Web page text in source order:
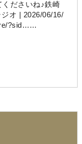
ださいね♪鉄崎
オ | 2026/06/16/
?sid……